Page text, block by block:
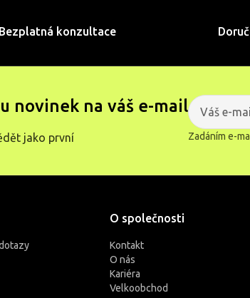
Bezplatná konzultace
novinek na váš e-mail
jako první Zadáním e-
O společnosti
Kontakt
O nás
Kariéra
Velkoobchod